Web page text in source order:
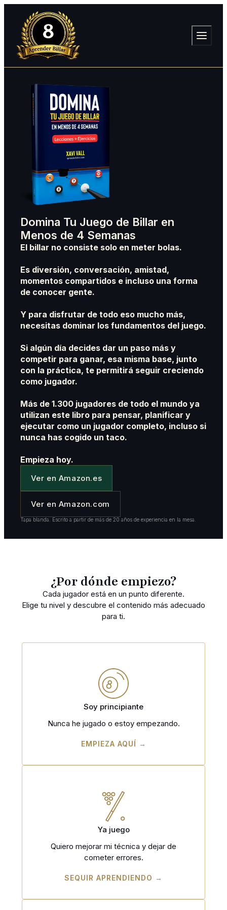
Domina Tu Juego de Billar en
Menos de 4 Semanas
El billar no consiste solo en meter bolas.
Es diversión, conversación, amistad,
momentos compartidos e incluso una forma
de conocer gente.
Y para disfrutar de todo eso mucho más,
necesitas dominar los fundamentos del juego.
Si algún día decides dar un paso más y
competir para ganar, esa misma base, junto
con la práctica, te permitirá seguir creciendo
como jugador.
Más de 1.300 jugadores de todo el mundo ya
utilizan este libro para pensar, planificar y
ejecutar como un jugador completo, incluso si
nunca has cogido un taco.
Empieza hoy.
Ver en Amazon.es
Ver en Amazon.com
Tapa blanda. Escrito a partir de más de 20 años de experiencia en la mesa.
¿Por dónde empiezo?
Cada jugador está en un punto diferente.
Elige tu nivel y descubre el contenido más adecuado
para ti.
Soy principiante
Nunca he jugado o estoy empezando.
EMPIEZA AQUÍ →
Ya juego
Quiero mejorar mi técnica y dejar de
cometer errores.
SEQUIR APRENDIENDO →